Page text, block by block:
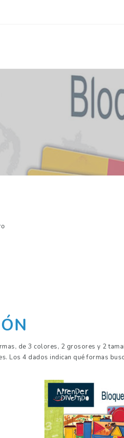
de 3 colores, 2 grosores y 2
Los 4 dados indican qué formas